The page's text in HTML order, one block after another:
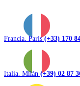
Francia. Paris(+33) 170
Italia. Milán (+39) 02 87